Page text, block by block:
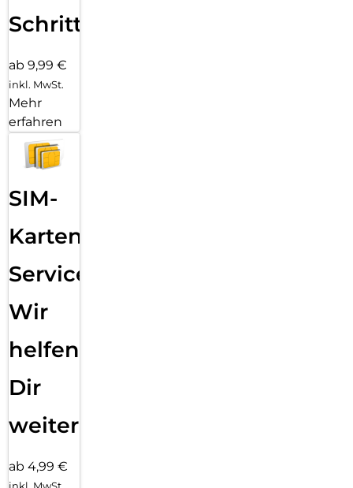
Schritten
ab 9,99 €
inkl. MwSt.
Mehr
erfahren
SIM-
Karten
Service:
Wir
helfen
Dir
weiter
ab 4,99 €